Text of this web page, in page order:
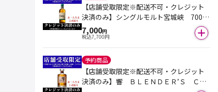
【店舗受取限定※配送不可・クレジット
決済のみ】シングルモルト宮城峡 700m
l（箱付き）※おひとり様３点まで
7,000円
税込7,700円
予約商品
【店舗受取限定※配送不可・クレジット
決済のみ】響 ＢＬＥＮＤＥＲ’Ｓ ＣＨ